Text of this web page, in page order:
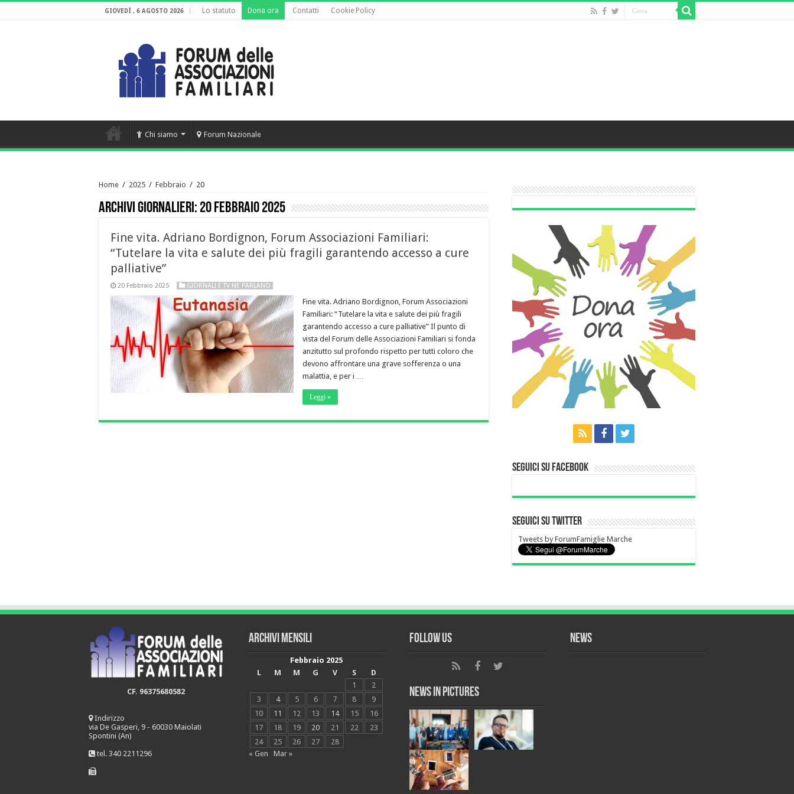
GIOVEDÌ , 6 AGOSTO 2026 Lo statuto Dona ora Contatti Cookie Policy
Chi siamo Forum Nazionale
Home / 2025 / Febbraio / 20
Archivi giornalieri: 20 Febbraio 2025
Fine vita. Adriano Bordignon, Forum Associazioni Familiari:
“Tutelare la vita e salute dei più fragili garantendo accesso a cure
palliative”
20 Febbraio 2025 GIORNALI E TV NE PARLANO
Fine vita. Adriano Bordignon, Forum Associazioni
Familiari: “Tutelare la vita e salute dei più fragili
garantendo accesso a cure palliative” Il punto di
vista del Forum delle Associazioni Familiari si fonda
anzitutto sul profondo rispetto per tutti coloro che
devono affrontare una grave sofferenza o una
malattia, e per i …
Leggi »
Seguici su Facebook
Seguici su Twitter
Tweets by ForumFamiglie Marche
CF. 96375680582
Indirizzo
via De Gasperi, 9 - 60030 Maiolati
Spontini (An)
tel. 340 2211296
Archivi mensili
Febbraio 2025
L
M M G V S
D
1
2
3
4 5 6 7 8
9
10
11 12 13 14 15
16
17
18 19 20 21 22
23
24
25 26 27
28
« Gen
Mar »
Follow Us
News in Pictures
NEWS